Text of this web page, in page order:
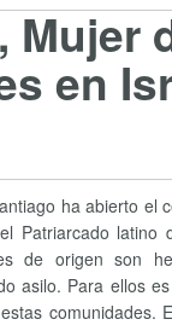
Mujer
en
ha abierto el
Patriarcado
de origen son
asilo. Para ellos